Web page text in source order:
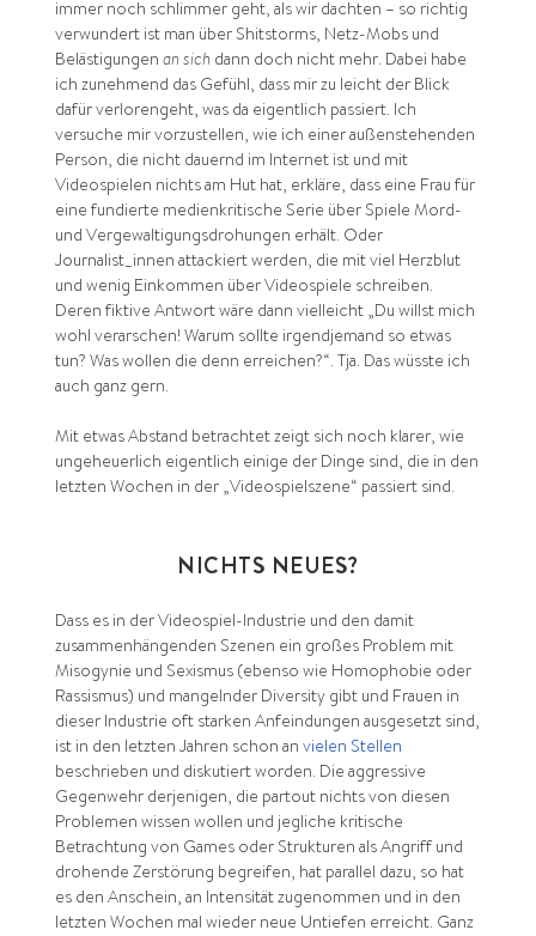
immer noch schlimmer geht, als wir dachten – so richtig
verwundert ist man über Shitstorms, Netz-Mobs und
Belästigungen an sich dann doch nicht mehr. Dabei habe
ich zunehmend das Gefühl, dass mir zu leicht der Blick
dafür verlorengeht, was da eigentlich passiert. Ich
versuche mir vorzustellen, wie ich einer außenstehenden
Person, die nicht dauernd im Internet ist und mit
Videospielen nichts am Hut hat, erkläre, dass eine Frau für
eine fundierte medienkritische Serie über Spiele Mord-
und Vergewaltigungsdrohungen erhält. Oder
Journalist_innen attackiert werden, die mit viel Herzblut
und wenig Einkommen über Videospiele schreiben.
Deren fiktive Antwort wäre dann vielleicht „Du willst mich
wohl verarschen! Warum sollte irgendjemand so etwas
tun? Was wollen die denn erreichen?“. Tja. Das wüsste ich
auch ganz gern.
Mit etwas Abstand betrachtet zeigt sich noch klarer, wie
ungeheuerlich eigentlich einige der Dinge sind, die in den
letzten Wochen in der „Videospielszene“ passiert sind.
NICHTS NEUES?
Dass es in der Videospiel-Industrie und den damit
zusammenhängenden Szenen ein großes Problem mit
Misogynie und Sexismus (ebenso wie Homophobie oder
Rassismus) und mangelnder Diversity gibt und Frauen in
dieser Industrie oft starken Anfeindungen ausgesetzt sind,
ist in den letzten Jahren schon an vielen Stellen
beschrieben und diskutiert worden. Die aggressive
Gegenwehr derjenigen, die partout nichts von diesen
Problemen wissen wollen und jegliche kritische
Betrachtung von Games oder Strukturen als Angriff und
drohende Zerstörung begreifen, hat parallel dazu, so hat
es den Anschein, an Intensität zugenommen und in den
letzten Wochen mal wieder neue Untiefen erreicht. Ganz